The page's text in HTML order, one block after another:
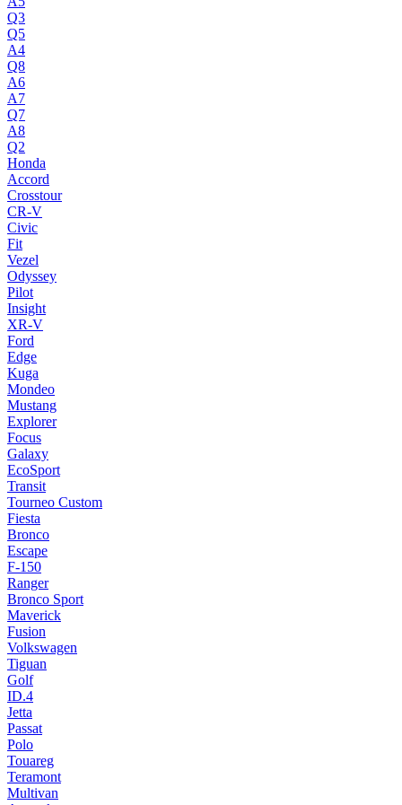
Q3
Q5
A4
Q8
A6
A7
Q7
A8
Q2
Honda
Accord
Crosstour
CR-V
Civic
Fit
Vezel
Odyssey
Pilot
Insight
XR-V
Ford
Edge
Kuga
Mondeo
Mustang
Explorer
Focus
Galaxy
EcoSport
Transit
Tourneo Custom
Fiesta
Bronco
Escape
F-150
Ranger
Bronco Sport
Maverick
Fusion
Volkswagen
Tiguan
Golf
ID.4
Jetta
Passat
Polo
Touareg
Teramont
Multivan